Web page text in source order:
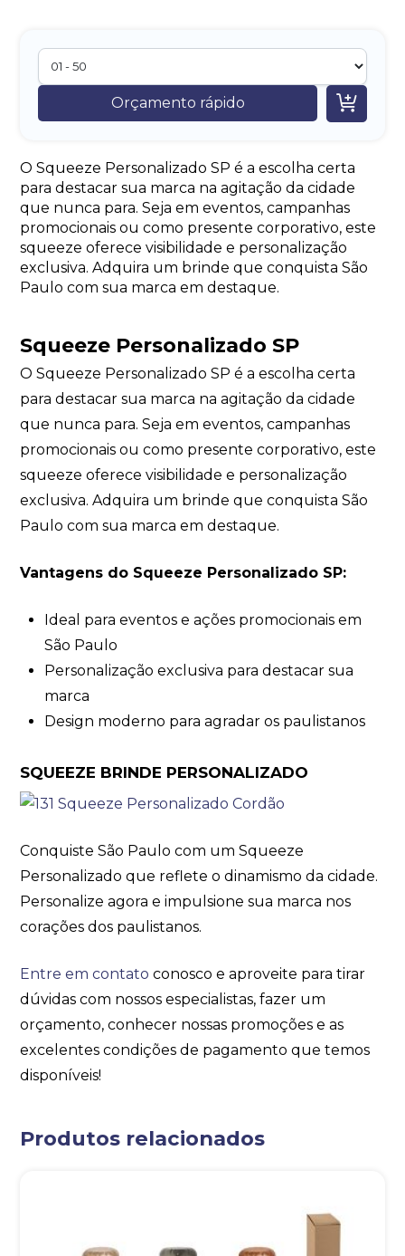
Orçamento rápido 
O Squeeze Personalizado SP é a escolha certa
para destacar sua marca na agitação da cidade
que nunca para. Seja em eventos, campanhas
promocionais ou como presente corporativo, este
squeeze oferece visibilidade e personalização
exclusiva. Adquira um brinde que conquista São
Paulo com sua marca em destaque.
Squeeze Personalizado SP
O Squeeze Personalizado SP é a escolha certa
para destacar sua marca na agitação da cidade
que nunca para. Seja em eventos, campanhas
promocionais ou como presente corporativo, este
squeeze oferece visibilidade e personalização
exclusiva. Adquira um brinde que conquista São
Paulo com sua marca em destaque.
Vantagens do Squeeze Personalizado SP:
Ideal para eventos e ações promocionais em
São Paulo
Personalização exclusiva para destacar sua
marca
Design moderno para agradar os paulistanos
SQUEEZE BRINDE PERSONALIZADO
Conquiste São Paulo com um Squeeze
Personalizado que reflete o dinamismo da cidade.
Personalize agora e impulsione sua marca nos
corações dos paulistanos.
Entre em contato conosco e aproveite para tirar
dúvidas com nossos especialistas, fazer um
orçamento, conhecer nossas promoções e as
excelentes condições de pagamento que temos
disponíveis!
Produtos relacionados